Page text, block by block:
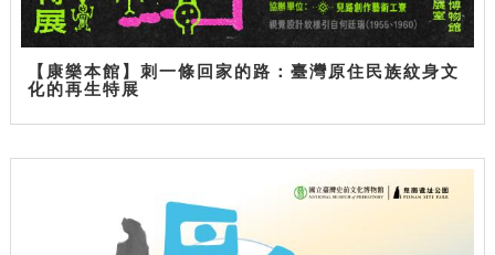
【康樂本館】刺一條回家的路：臺灣原住民族紋身文
化的再生特展